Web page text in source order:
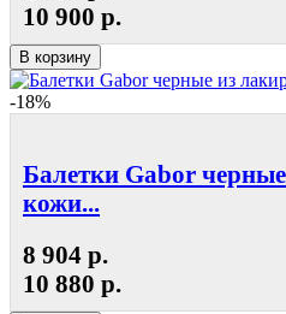
10 900 р.
В корзину
-18%
Балетки Gabor
кожи...
8 904 р.
10 880 р.